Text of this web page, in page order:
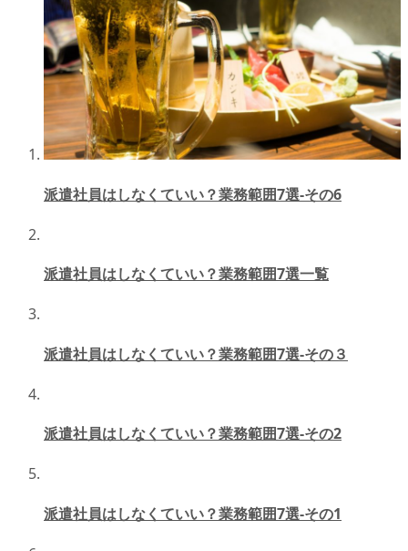
派遣社員はしなくていい？業務範囲7選-その6
派遣社員はしなくていい？業務範囲7選一覧
派遣社員はしなくていい？業務範囲7選-その３
派遣社員はしなくていい？業務範囲7選-その2
派遣社員はしなくていい？業務範囲7選-その1